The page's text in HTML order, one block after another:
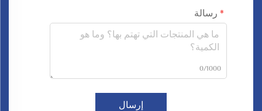
رسالة
0/1000
إرسال